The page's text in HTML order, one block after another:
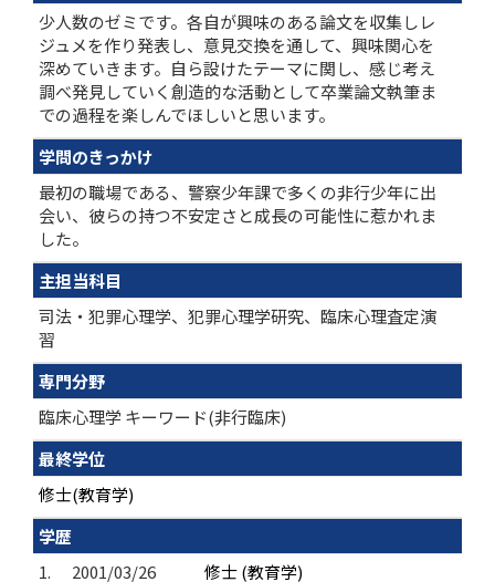
少人数のゼミです。各自が興味のある論文を収集しレ
ジュメを作り発表し、意見交換を通して、興味関心を
深めていきます。自ら設けたテーマに関し、感じ考え
調べ発見していく創造的な活動として卒業論文執筆ま
での過程を楽しんでほしいと思います。
学問のきっかけ
最初の職場である、警察少年課で多くの非行少年に出
会い、彼らの持つ不安定さと成長の可能性に惹かれま
した。
主担当科目
司法・犯罪心理学、犯罪心理学研究、臨床心理査定演
習
専門分野
臨床心理学 キーワード(非行臨床)
最終学位
修士(教育学)
学歴
1.
2001/03/26
修士 (教育学)